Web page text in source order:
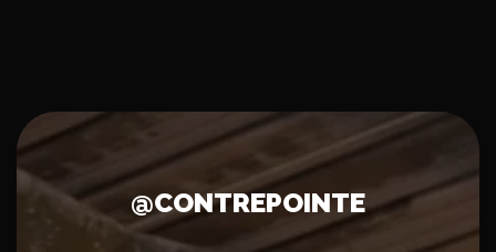
@CONTREPOINTE